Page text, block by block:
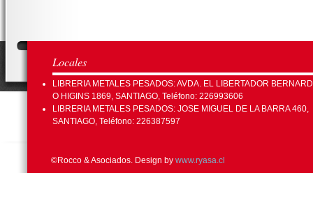
Locales
LIBRERIA METALES PESADOS: AVDA. EL LIBERTADOR
O HIGINS 1869, SANTIAGO, Teléfono: 226993606
LIBRERIA METALES PESADOS: JOSE MIGUEL DE LA BARRA 460,
SANTIAGO, Teléfono: 226387597
©Rocco & Asociados. Design by www.ryasa.cl